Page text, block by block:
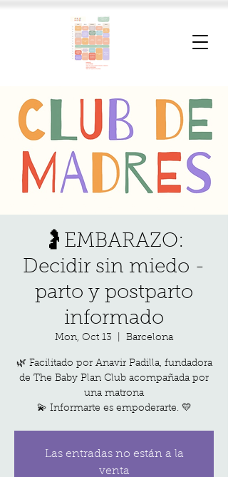
🤰EMBARAZO:
Decidir sin miedo -
parto y postparto
informado
Mon, Oct 13 Barcelona
🌿 Facilitado por Anavir Padilla, fundadora
de The Baby Plan Club acompañada por
una matrona
💫 Informarte es empoderarte. 💛
Las entradas no están a la
venta